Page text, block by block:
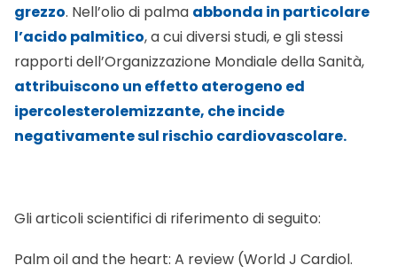
grezzo. Nell’olio di palma abbonda in particolare
l’acido palmitico, a cui diversi studi, e gli stessi
rapporti dell’Organizzazione Mondiale della Sanità,
attribuiscono un effetto aterogeno ed
ipercolesterolemizzante, che incide
negativamente sul rischio cardiovascolare.
Gli articoli scientifici di riferimento di seguito:
Palm oil and the heart: A review (World J Cardiol.